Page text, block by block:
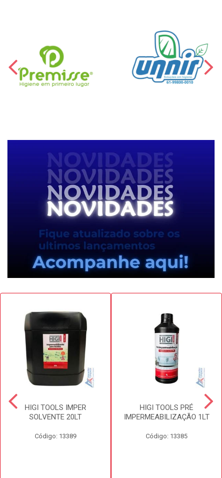
HIGI TOOLS IMPER
SOLVENTE 20LT
Código: 13389
HIGI TOOLS PRÉ
IMPERMEABILIZAÇÃO 1LT
Código: 13385